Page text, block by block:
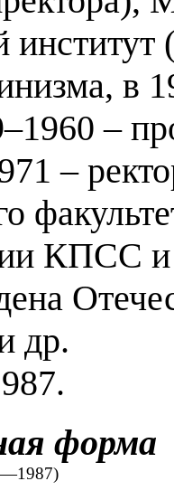
в
–
–
КПСС и
др.
форма